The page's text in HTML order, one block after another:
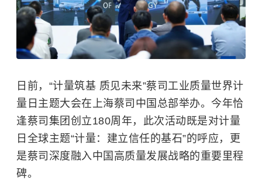
日前，“计量筑基 质见未来”蔡司工业质量世界计
量日主题大会在上海蔡司中国总部举办。今年恰
逢蔡司集团创立180周年，此次活动既是对计量
日全球主题“计量：建立信任的基石”的呼应，更
是蔡司深度融入中国高质量发展战略的重要里程
碑。